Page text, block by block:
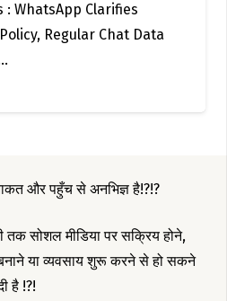
: WhatsApp Clarifies
Regular Chat Data
और पहुँच से अनभिज्ञ है!?!?
तक सोशल मीडिया पर सक्रिय होने,
बनाने या व्यवसाय शुरू करने से हो सकने
है !?!